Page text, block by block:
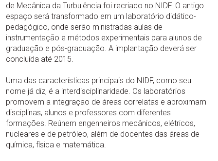
de Mecânica da Turbulência foi recriado no NIDF. O antigo
espaço será transformado em um laboratório didático-
pedagógico, onde serão ministradas aulas de
instrumentação e métodos experimentais para alunos de
graduação e pós-graduação. A implantação deverá ser
concluída até 2015.
Uma das características principais do NIDF, como seu
nome já diz, é a interdisciplinaridade. Os laboratórios
promovem a integração de áreas correlatas e aproximam
disciplinas, alunos e professores com diferentes
formações. Reúnem engenheiros mecânicos, elétricos,
nucleares e de petróleo, além de docentes das áreas de
química, física e matemática.